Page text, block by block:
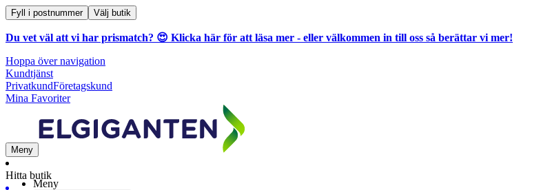
Fyll i postnummer Välj butik
Du vet väl att vi har prismatch? 😍 Klicka här för att läsa mer - eller välkommen in till oss så berättar vi mer!
Hoppa över navigation
Kundtjänst
PrivatkundFöretagskund
Mina Favoriter
Meny
Hitta butik
Meny